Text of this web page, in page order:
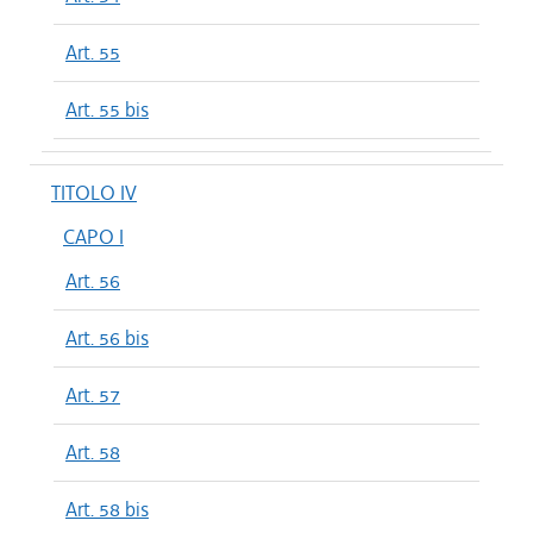
Art. 55
Art. 55 bis
TITOLO IV
CAPO I
Art. 56
Art. 56 bis
Art. 57
Art. 58
Art. 58 bis